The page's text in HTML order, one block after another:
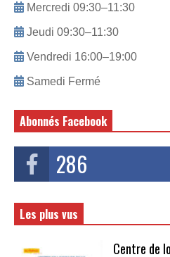
Mercredi 09:30–11:30
Jeudi 09:30–11:30
Vendredi 16:00–19:00
Samedi Fermé
Abonnés Facebook
286
Les plus vus
Centre de